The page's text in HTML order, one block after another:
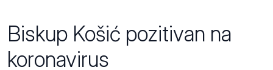
Biskup Košić pozitivan na
koronavirus